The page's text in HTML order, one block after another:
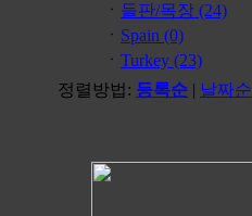
ㆍ 들판/목장 (24)
ㆍ Spain (0)
ㆍ Turkey (23)
정렬방법: 등록순 | 날짜순